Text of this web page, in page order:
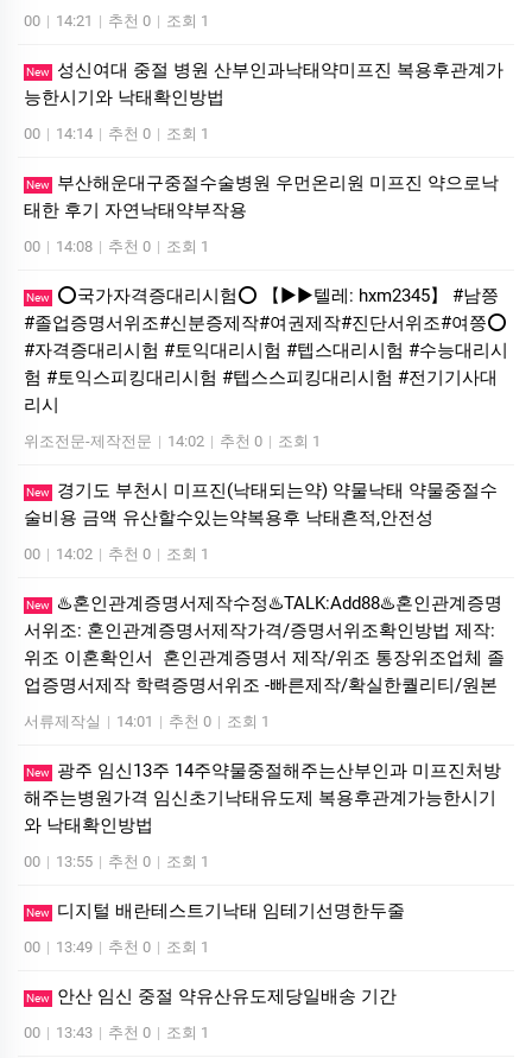
00 | 14:21 | 추천 0 | 조회 1
New
성신여대 중절 병원 산부인과낙태약미프진 복용후관계가
능한시기와 낙태확인방법
00 | 14:14 | 추천 0 | 조회 1
New
부산해운대구중절수술병원 우먼온리원 미프진 약으로낙
태한 후기 자연낙태약부작용
00 | 14:08 | 추천 0 | 조회 1
New
⭕️국가자격증대리시험⭕️ 【▶▶텔레: hxm2345】 #남쯩
#졸업증명서위조#신분증제작#여권제작#진단서위조#여쯩⭕️
#자격증대리시험 #토익대리시험 #텝스대리시험 #수능대리시
험 #토익스피킹대리시험 #텝스스피킹대리시험 #전기기사대
리시
위조전문-제작전문 | 14:02 | 추천 0 | 조회 1
New
경기도 부천시 미프진(낙태되는약) 약물낙태 약물중절수
술비용 금액 유산할수있는약복용후 낙태흔적,안전성
00 | 14:02 | 추천 0 | 조회 1
New
♨️혼인관계증명서제작수정♨️TALK:Add88♨️혼인관계증명
서위조: 혼인관계증명서제작가격/증명서위조확인방법 제작:
위조 이혼확인서 혼인관계증명서 제작/위조 통장위조업체 졸
업증명서제작 학력증명서위조 -빠른제작/확실한퀄리티/원본
서류제작실 | 14:01 | 추천 0 | 조회 1
New
광주 임신13주 14주약물중절해주는산부인과 미프진처방
해주는병원가격 임신초기낙태유도제 복용후관계가능한시기
와 낙태확인방법
00 | 13:55 | 추천 0 | 조회 1
New 디지털 배란테스트기낙태 임테기선명한두줄
00 | 13:49 | 추천 0 | 조회 1
New 안산 임신 중절 약유산유도제당일배송 기간
00 | 13:43 | 추천 0 | 조회 1